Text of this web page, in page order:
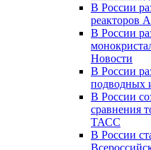
В России
реакторов
В России
Новости
В России
подводных
В России
сравнения
ТАСС
В России